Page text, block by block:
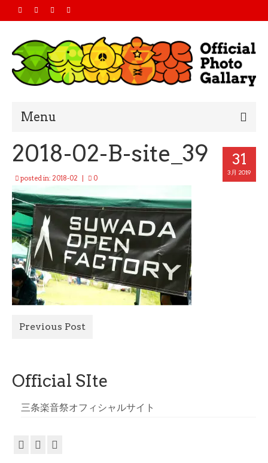
Menu
Home
2019
2018
2017
2016
All Photo
Official Site
31
3月 2019
2018-02-B-site_39
posted in: 2018-02 0
Previous Post
Official SIte
三条楽音祭オフィシャルサイト